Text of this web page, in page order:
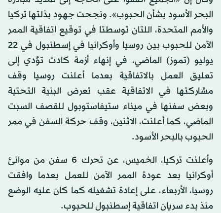
البحر الأسود بشأن الحبوب». ونجحت جهود بذلتها تركيا
والأمم المتحدة، اللتان توسطتا في توقيع اتفاقية الممر
الآمن للحبوب بين روسيا وأوكرانيا في إسطنبول في 22
يوليو (تموز) الماضي، في إنهاء أزمة كادت تؤدي إلى
تعليق العمل بالاتفاقية بعدما أعلنت روسيا وقف
مشاركتها في الاتفاقية عقب تعرض البنية التحتية
وبعض سفنها في ميناء ستيفاستوبول للقصف السبت
الماضي، كما أعلنت، الاثنين، وقف حركة السفن في ممر
الحبوب بالبحر الأسود.
وأعلنت تركيا، الخميس، عن تحرك 6 سفن من موانئ
أوكرانيا بعد عودة الممر الآمن للعمل بعدما وافقت
روسيا، الأربعاء، على إعادة تشغيله كما كان عليه الوضع
منذ بدء سريان اتفاقية إسطنبول للحبوب.